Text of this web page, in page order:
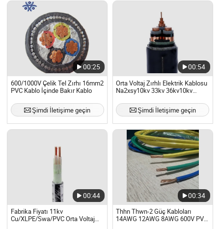
00:25
600/1000V Çelik Tel Zırhı 16mm2
PVC Kablo İçinde Bakır Kablo
Şimdi İletişime geçin
00:54
Orta Voltaj Zırhlı Elektrik Kablosu
Na2xsy10kv 33kv 36kv10kv
Bakır XLPE Swa PVC Çok
Çekirdekli Yer Altı Enerji Kablosu
Şimdi İletişime geçin
00:44
Fabrika Fiyatı 11kv
Cu/XLPE/Swa/PVC Orta Voltaj
00:34
Thhn Thwn-2 Güç Kabloları
14AWG 12AWG 8AWG 600V PVC